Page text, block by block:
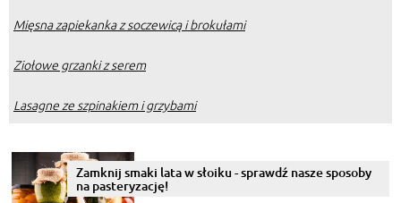
Mięsna zapiekanka z soczewicą i brokułami
Ziołowe grzanki z serem
Lasagne ze szpinakiem i grzybami
Zamknij smaki lata w słoiku - sprawdź nasze sposoby
na pasteryzację!